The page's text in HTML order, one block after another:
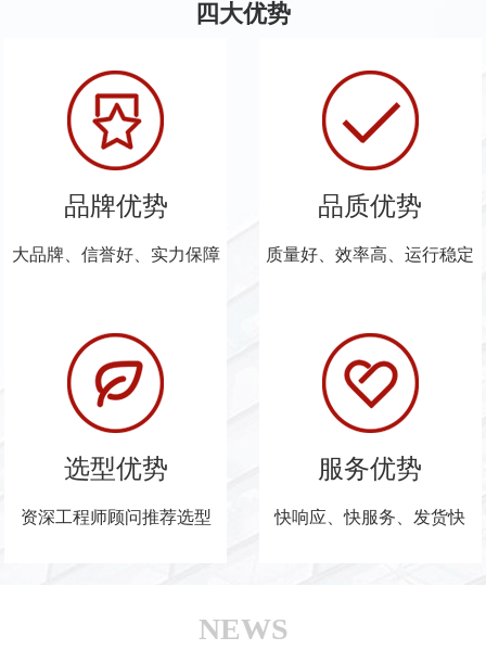
四大优势
品牌优势
大品牌、信誉好、实力保障
品质优势
质量好、效率高、运行稳定
选型优势
资深工程师顾问推荐选型
服务优势
快响应、快服务、发货快
NEWS